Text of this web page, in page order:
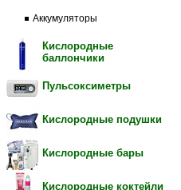
Аккумуляторы
Кислородные
баллончики
Пульсоксиметры
Кислородные подушки
Кислородные бары
Кислородные коктейли